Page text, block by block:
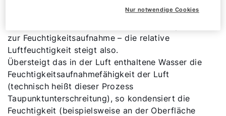
sinkt die Temperatur rund um die Außeneinheit
zur Feuchtigkeitsaufnahme – die relative
Luftfeuchtigkeit steigt also.
Übersteigt das in der Luft enthaltene Wasser die
Feuchtigkeitsaufnahmefähigkeit der Luft
(technisch heißt dieser Prozess
Taupunktunterschreitung), so kondensiert die
Feuchtigkeit (beispielsweise an der Oberfläche
Nur notwendige Cookies